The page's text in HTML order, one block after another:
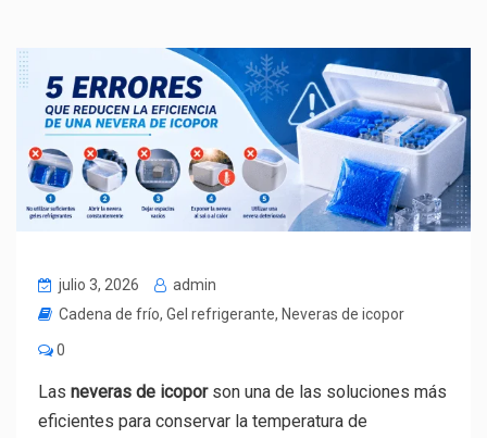
julio 3, 2026
admin
Cadena de frío, Gel refrigerante, Neveras de icopor
0
Las neveras de icoporson una de las soluciones más
eficientes para conservar la temperatura de